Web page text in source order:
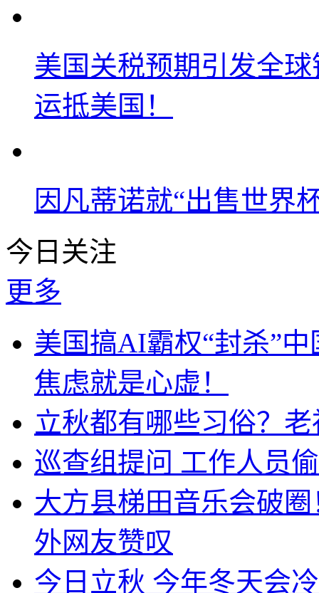
美国关税预期引发全
运抵美国！
因凡蒂诺就“出售世界
今日关注
更多
美国搞AI霸权“封杀”
焦虑就是心虚！
立秋都有哪些习俗？
巡查组提问 工作人员
大方县梯田音乐会破
外网友赞叹
今日立秋 今年冬天会